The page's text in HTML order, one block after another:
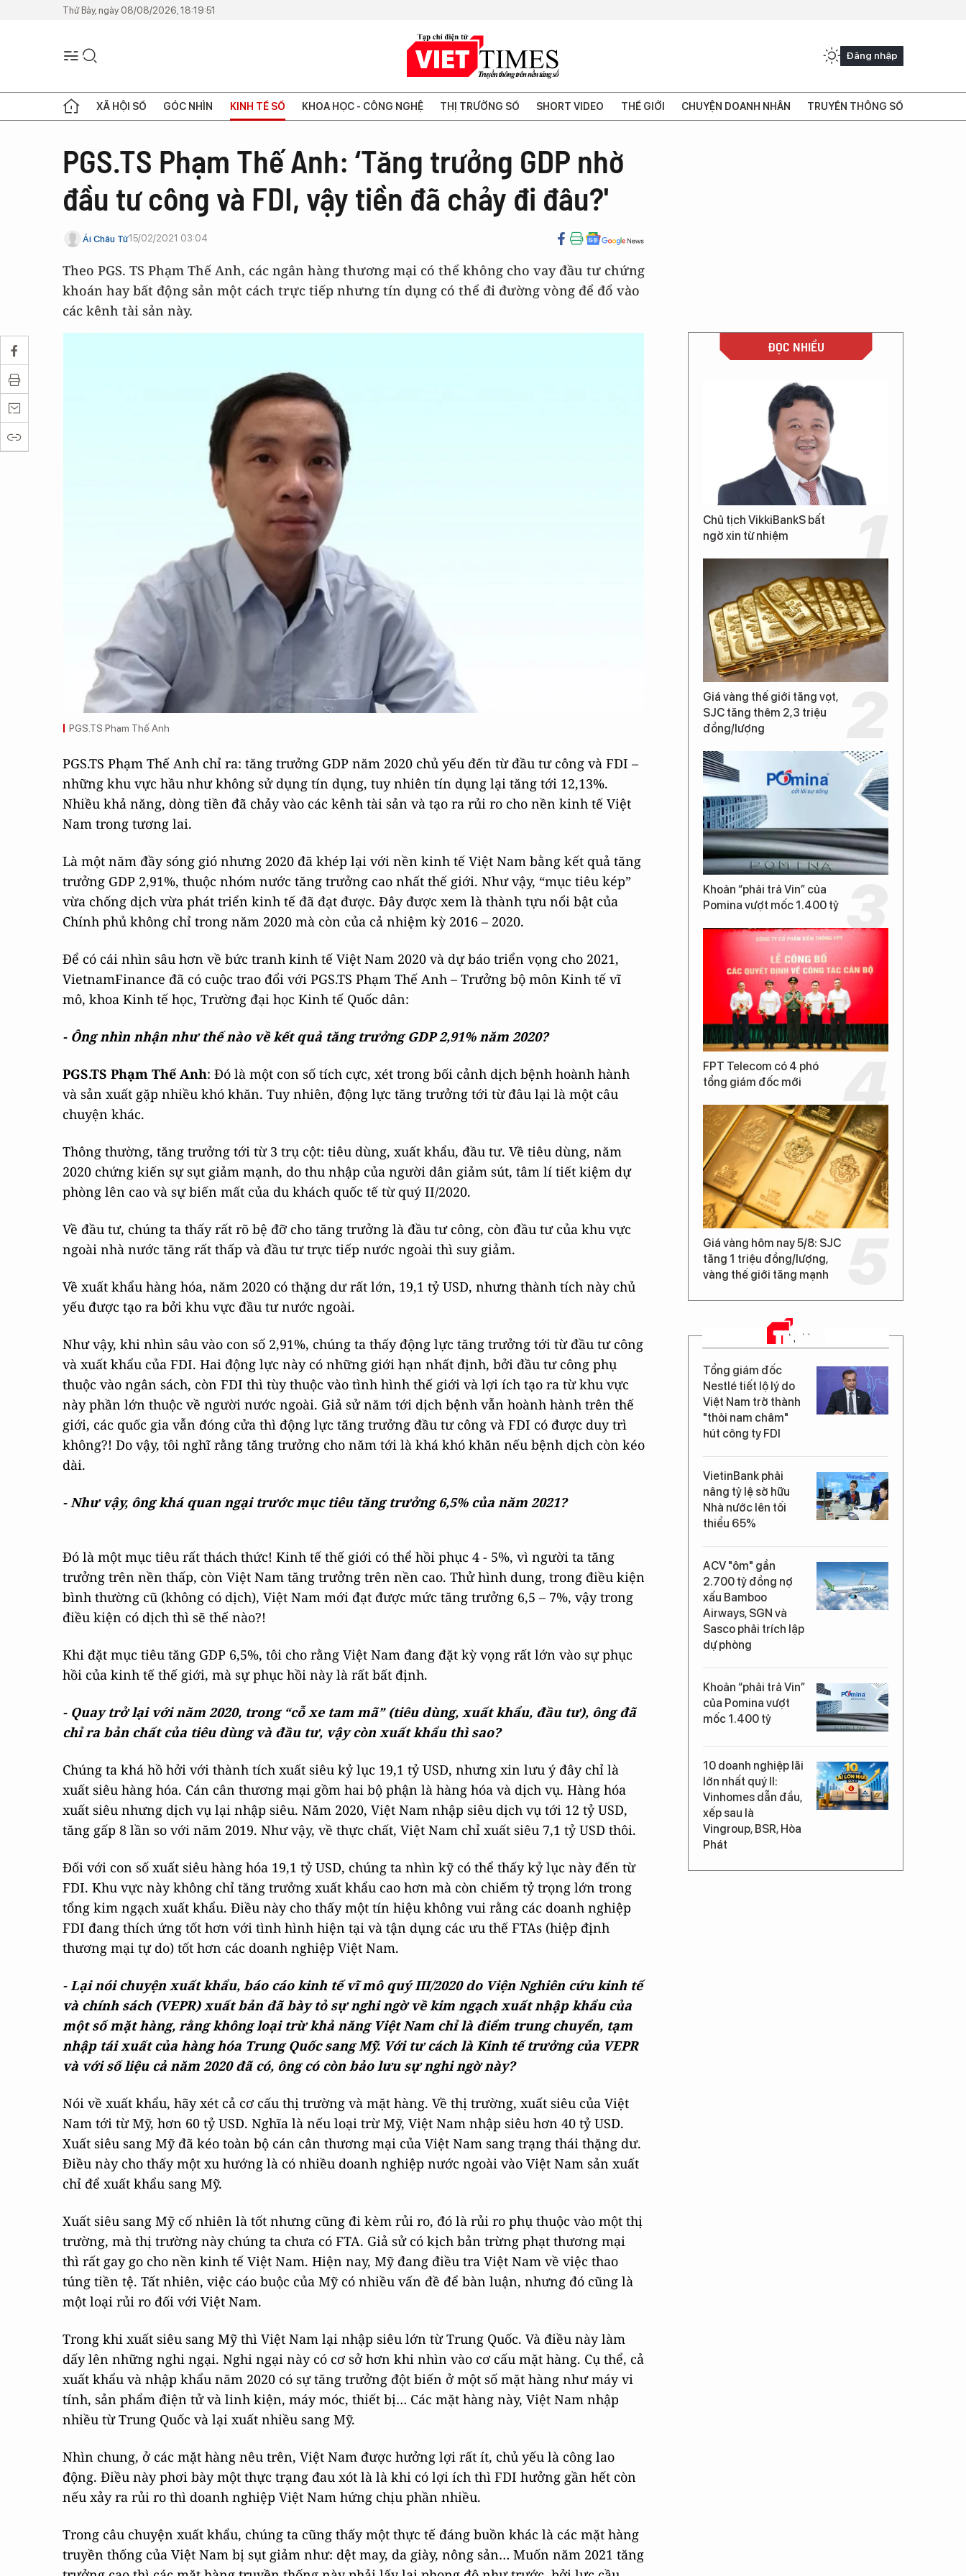
Thứ Bảy, ngày 08/08/2026, 18:19:51
Đăng nhập
XÃ HỘI SỐ GÓC NHÌN KINH TẾ SỐ KHOA HỌC - CÔNG NGHỆ THỊ TRƯỜNG SỐ SHORT VIDEO THẾ GIỚI CHUYỆN DOANH NHÂN TRUYỀN THÔNG SỐ
PGS.TS Phạm Thế Anh: ‘Tăng trưởng GDP nhờ
đầu tư công và FDI, vậy tiền đã chảy đi đâu?'
Ái Châu Tử15/02/2021 03:04
Theo PGS. TS Phạm Thế Anh, các ngân hàng thương mại có thể không cho vay đầu tư chứng
khoán hay bất động sản một cách trực tiếp nhưng tín dụng có thể đi đường vòng để đổ vào
các kênh tài sản này.
PGS.TS Phạm Thế Anh
PGS.TS Phạm Thế Anh chỉ ra: tăng trưởng GDP năm 2020 chủ yếu đến từ đầu tư công và FDI –
những khu vực hầu như không sử dụng tín dụng, tuy nhiên tín dụng lại tăng tới 12,13%.
Nhiều khả năng, dòng tiền đã chảy vào các kênh tài sản và tạo ra rủi ro cho nền kinh tế Việt
Nam trong tương lai.
Là một năm đầy sóng gió nhưng 2020 đã khép lại với nền kinh tế Việt Nam bằng kết quả tăng
trưởng GDP 2,91%, thuộc nhóm nước tăng trưởng cao nhất thế giới. Như vậy, “mục tiêu kép”
vừa chống dịch vừa phát triển kinh tế đã đạt được. Đây được xem là thành tựu nổi bật của
Chính phủ không chỉ trong năm 2020 mà còn của cả nhiệm kỳ 2016 – 2020.
Để có cái nhìn sâu hơn về bức tranh kinh tế Việt Nam 2020 và dự báo triển vọng cho 2021,
VietnamFinance đã có cuộc trao đổi với PGS.TS Phạm Thế Anh – Trưởng bộ môn Kinh tế vĩ
mô, khoa Kinh tế học, Trường đại học Kinh tế Quốc dân:
- Ông nhìn nhận như thế nào về kết quả tăng trưởng GDP 2,91% năm 2020?
PGS.TS Phạm Thế Anh: Đó là một con số tích cực, xét trong bối cảnh dịch bệnh hoành hành
và sản xuất gặp nhiều khó khăn. Tuy nhiên, động lực tăng trưởng tới từ đâu lại là một câu
chuyện khác.
Thông thường, tăng trưởng tới từ 3 trụ cột: tiêu dùng, xuất khẩu, đầu tư. Về tiêu dùng, năm
2020 chứng kiến sự sụt giảm mạnh, do thu nhập của người dân giảm sút, tâm lí tiết kiệm dự
phòng lên cao và sự biến mất của du khách quốc tế từ quý II/2020.
Về đầu tư, chúng ta thấy rất rõ bệ đỡ cho tăng trưởng là đầu tư công, còn đầu tư của khu vực
ngoài nhà nước tăng rất thấp và đầu tư trực tiếp nước ngoài thì suy giảm.
Về xuất khẩu hàng hóa, năm 2020 có thặng dư rất lớn, 19,1 tỷ USD, nhưng thành tích này chủ
yếu được tạo ra bởi khu vực đầu tư nước ngoài.
Như vậy, khi nhìn sâu vào con số 2,91%, chúng ta thấy động lực tăng trưởng tới từ đầu tư công
và xuất khẩu của FDI. Hai động lực này có những giới hạn nhất định, bởi đầu tư công phụ
thuộc vào ngân sách, còn FDI thì tùy thuộc vào tình hình thế giới và lợi ích tạo ra từ khu vực
này phần lớn thuộc về người nước ngoài. Giả sử năm tới dịch bệnh vẫn hoành hành trên thế
giới, các quốc gia vẫn đóng cửa thì động lực tăng trưởng đầu tư công và FDI có được duy trì
không?! Do vậy, tôi nghĩ rằng tăng trưởng cho năm tới là khá khó khăn nếu bệnh dịch còn kéo
dài.
- Như vậy, ông khá quan ngại trước mục tiêu tăng trưởng 6,5% của năm 2021?
Đó là một mục tiêu rất thách thức! Kinh tế thế giới có thể hồi phục 4 - 5%, vì người ta tăng
trưởng trên nền thấp, còn Việt Nam tăng trưởng trên nền cao. Thử hình dung, trong điều kiện
bình thường cũ (không có dịch), Việt Nam mới đạt được mức tăng trưởng 6,5 – 7%, vậy trong
điều kiện có dịch thì sẽ thế nào?!
Khi đặt mục tiêu tăng GDP 6,5%, tôi cho rằng Việt Nam đang đặt kỳ vọng rất lớn vào sự phục
hồi của kinh tế thế giới, mà sự phục hồi này là rất bất định.
- Quay trở lại với năm 2020, trong “cỗ xe tam mã” (tiêu dùng, xuất khẩu, đầu tư), ông đã
chỉ ra bản chất của tiêu dùng và đầu tư, vậy còn xuất khẩu thì sao?
Chúng ta khá hồ hởi với thành tích xuất siêu kỷ lục 19,1 tỷ USD, nhưng xin lưu ý đây chỉ là
xuất siêu hàng hóa. Cán cân thương mại gồm hai bộ phận là hàng hóa và dịch vụ. Hàng hóa
xuất siêu nhưng dịch vụ lại nhập siêu. Năm 2020, Việt Nam nhập siêu dịch vụ tới 12 tỷ USD,
tăng gấp 8 lần so với năm 2019. Như vậy, về thực chất, Việt Nam chỉ xuất siêu 7,1 tỷ USD thôi.
Đối với con số xuất siêu hàng hóa 19,1 tỷ USD, chúng ta nhìn kỹ có thể thấy kỷ lục này đến từ
FDI. Khu vực này không chỉ tăng trưởng xuất khẩu cao hơn mà còn chiếm tỷ trọng lớn trong
tổng kim ngạch xuất khẩu. Điều này cho thấy một tín hiệu không vui rằng các doanh nghiệp
FDI đang thích ứng tốt hơn với tình hình hiện tại và tận dụng các ưu thế FTAs (hiệp định
thương mại tự do) tốt hơn các doanh nghiệp Việt Nam.
- Lại nói chuyện xuất khẩu, báo cáo kinh tế vĩ mô quý III/2020 do Viện Nghiên cứu kinh tế
và chính sách (VEPR) xuất bản đã bày tỏ sự nghi ngờ về kim ngạch xuất nhập khẩu của
một số mặt hàng, rằng không loại trừ khả năng Việt Nam chỉ là điểm trung chuyển, tạm
nhập tái xuất của hàng hóa Trung Quốc sang Mỹ. Với tư cách là Kinh tế trưởng của VEPR
và với số liệu cả năm 2020 đã có, ông có còn bảo lưu sự nghi ngờ này?
Nói về xuất khẩu, hãy xét cả cơ cấu thị trường và mặt hàng. Về thị trường, xuất siêu của Việt
Nam tới từ Mỹ, hơn 60 tỷ USD. Nghĩa là nếu loại trừ Mỹ, Việt Nam nhập siêu hơn 40 tỷ USD.
Xuất siêu sang Mỹ đã kéo toàn bộ cán cân thương mại của Việt Nam sang trạng thái thặng dư.
Điều này cho thấy một xu hướng là có nhiều doanh nghiệp nước ngoài vào Việt Nam sản xuất
chỉ để xuất khẩu sang Mỹ.
Xuất siêu sang Mỹ cố nhiên là tốt nhưng cũng đi kèm rủi ro, đó là rủi ro phụ thuộc vào một thị
trường, mà thị trường này chúng ta chưa có FTA. Giả sử có kịch bản trừng phạt thương mại
thì rất gay go cho nền kinh tế Việt Nam. Hiện nay, Mỹ đang điều tra Việt Nam về việc thao
túng tiền tệ. Tất nhiên, việc cáo buộc của Mỹ có nhiều vấn đề để bàn luận, nhưng đó cũng là
một loại rủi ro đối với Việt Nam.
Trong khi xuất siêu sang Mỹ thì Việt Nam lại nhập siêu lớn từ Trung Quốc. Và điều này làm
dấy lên những nghi ngại. Nghi ngại này có cơ sở hơn khi nhìn vào cơ cấu mặt hàng. Cụ thể, cả
xuất khẩu và nhập khẩu năm 2020 có sự tăng trưởng đột biến ở một số mặt hàng như máy vi
tính, sản phẩm điện tử và linh kiện, máy móc, thiết bị… Các mặt hàng này, Việt Nam nhập
nhiều từ Trung Quốc và lại xuất nhiều sang Mỹ.
Nhìn chung, ở các mặt hàng nêu trên, Việt Nam được hưởng lợi rất ít, chủ yếu là công lao
động. Điều này phơi bày một thực trạng đau xót là là khi có lợi ích thì FDI hưởng gần hết còn
nếu xảy ra rủi ro thì doanh nghiệp Việt Nam hứng chịu phần nhiều.
Trong câu chuyện xuất khẩu, chúng ta cũng thấy một thực tế đáng buồn khác là các mặt hàng
truyền thống của Việt Nam bị sụt giảm như: dệt may, da giày, nông sản… Muốn năm 2021 tăng
ĐỌC NHIỀU
Chủ tịch VikkiBankS bất
ngờ xin từ nhiệm
Giá vàng thế giới tăng vọt,
SJC tăng thêm 2,3 triệu
đồng/lượng
Khoản “phải trả Vin” của
Pomina vượt mốc 1.400 tỷ
FPT Telecom có 4 phó
tổng giám đốc mới
Giá vàng hôm nay 5/8: SJC
tăng 1 triệu đồng/lượng,
vàng thế giới tăng mạnh
TIN MỚI
Tổng giám đốc
Nestlé tiết lộ lý do
Việt Nam trở thành
"thỏi nam châm"
hút công ty FDI
VietinBank phải
nâng tỷ lệ sở hữu
Nhà nước lên tối
thiểu 65%
ACV "ôm" gần
2.700 tỷ đồng nợ
xấu Bamboo
Airways, SGN và
Sasco phải trích lập
dự phòng
Khoản “phải trả Vin”
của Pomina vượt
mốc 1.400 tỷ
10 doanh nghiệp lãi
lớn nhất quý II:
Vinhomes dẫn đầu,
xếp sau là
Vingroup, BSR, Hòa
Phát